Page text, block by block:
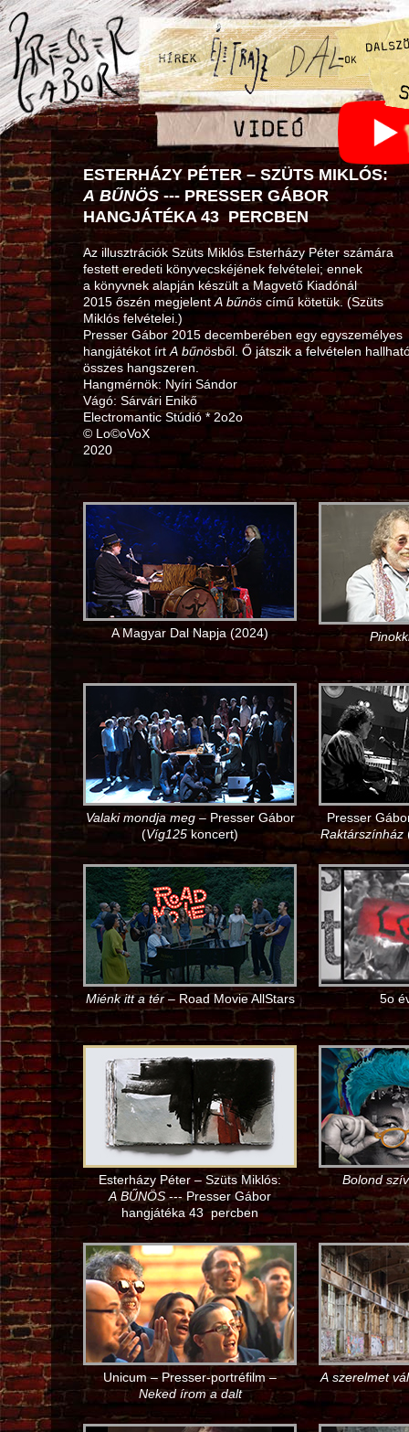
ESTERHÁZY PÉTER – SZÜTS MIKLÓS:
A BŰNÖS --- PRESSER GÁBOR
HANGJÁTÉKA 43 PERCBEN
Az illusztrációk Szüts Miklós Esterházy Péter számára
festett eredeti könyvecskéjének felvételei; ennek
a könyvnek alapján készült a Magvető Kiadónál
2015 őszén megjelent A bűnöscímű kötetük. (Szüts
Miklós felvételei.)
Presser Gábor 2015 decemberében egy egyszemélyes
hangjátékot írt A bűnösből. Ő játszik a felvételen
összes hangszeren.
Hangmérnök: Nyíri Sándor
Vágó: Sárvári Enikő
Electromantic Stúdió * 2o2o
© Lo©oVoX
2020
A Magyar Dal Napja (2024)
Valaki mondja meg– Presser Gábor
(Víg125koncert)
Presser
Raktárszínház
Miénk itt a tér– Road Movie AllStars 5o
Esterházy Péter – Szüts Miklós:
A BŰNÖS--- Presser Gábor
hangjátéka 43 percben
Bolond szív
Unicum – Presser-portréfilm –
Neked írom a dalt
A szerelmet